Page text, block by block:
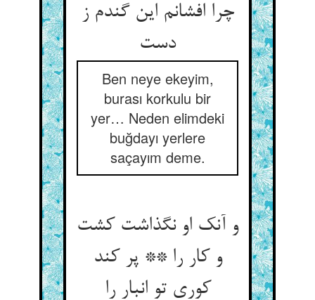
چرا افشانم این گندم ز
دست
Ben neye ekeyim,
burası korkulu bir
yer… Neden elimdeki
buğdayı yerlere
saçayım deme.
و آنک او نگذاشت کشت
و کار را ** پر کند
کوری تو انبار را